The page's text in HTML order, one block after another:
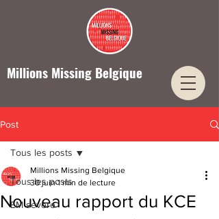
Millions Missing Belgique
Post
Tous les posts
EM sévère
Tous les posts
Nouveau rapport du KCE
Millions Missing Belgique
30 juin 1 min de lecture